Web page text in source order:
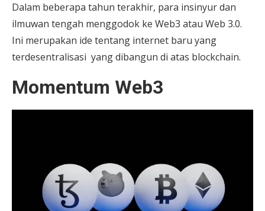
Dalam beberapa tahun terakhir, para insinyur dan
ilmuwan tengah menggodok ke Web3 atau Web 3.0.
Ini merupakan ide tentang internet baru yang
terdesentralisasi yang dibangun di atas blockchain.
Momentum Web3